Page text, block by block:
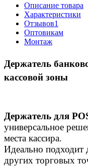
Описание товара
Характеристики
Отзывов1
Оптовикам
Монтаж
Держатель
кассовой зоны
Держатель для
универсальное
места кассира.
Идеально подходит
других торговых